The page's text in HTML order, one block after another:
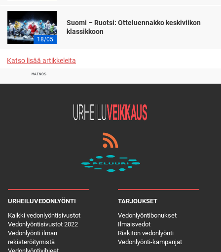
18/05
Suomi – Ruotsi: Otteluennakko keskiviikon
klassikkoon
Katso lisää artikkeleita
MAINOS
URHEILUVEDONLYÖNTI
Kaikki vedonlyöntisivustot
Vedonlyöntisivustot 2022
Vedonlyönti ilman
rekisteröitymistä
TARJOUKSET
Vedonlyöntibonukset
Ilmaisvedot
Riskitön vedonlyönti
Vedonlyönti-kampanjat